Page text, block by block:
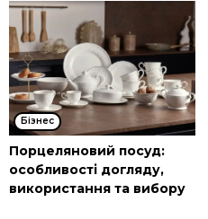
Бізнес
Порцеляновий посуд:
особливості догляду,
використання та вибору